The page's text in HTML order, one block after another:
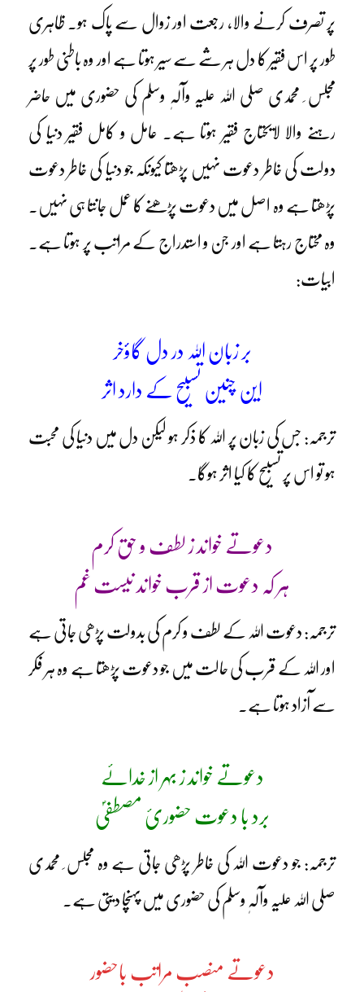
پر تصرف کرنے والا، رجعت اور زوال سے پاک ہو۔ ظاہری
طور پر اس فقیر کا دل ہر شے سے سیر ہوتا ہے اور وہ باطنی طور پر
مجلس ِ محمدی صلی اللہ علیہ وآلہٖ وسلم کی حضوری میں حاضر
رہنے والا لایحتاج فقیر ہوتا ہے۔ عامل و کامل فقیر دنیا کی
دولت کی خاطر دعوت نہیں پڑھتا کیونکہ جو دنیا کی خاطر دعوت
پڑھتا ہے وہ اصل میں دعوت پڑھنے کا عمل جانتا ہی نہیں۔
وہ محتاج رہتا ہے اور جن و استدراج کے مراتب پر ہوتا ہے۔
ابیات:
بر زبان اللہ در دل گاؤخر
این چنین تسبیح کے دارد اثر
ترجمہ: جس کی زبان پر اللہ کا ذکر ہو لیکن دل میں دنیا کی محبت
ہو تو اس پر تسبیح کا کیا اثر ہوگا۔
دعوتے خواند ز لطف و حق کرم
ہر کہ دعوت از قرب خواند نیست غم
ترجمہ: دعوت اللہ کے لطف و کرم کی بدولت پڑھی جاتی ہے
اور اللہ کے قرب کی حالت میں جو دعوت پڑھتا ہے وہ ہر فکر
سے آزاد ہوتا ہے۔
دعوتے خواند ز بہر از خدائے
برد با دعوت حضوریٔ مصطفیٰؐ
ترجمہ: جو دعوت اللہ کی خاطر پڑھی جاتی ہے وہ مجلس ِ محمدی
صلی اللہ علیہ وآلہٖ وسلم کی حضوری میں پہنچا دیتی ہے۔
دعوتے منصب مراتب باحضور